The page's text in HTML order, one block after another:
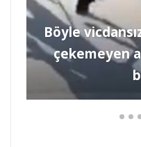
Böyle
çekemeyen